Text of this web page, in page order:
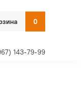
0
143-79-99